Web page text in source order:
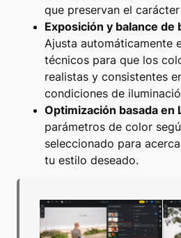
que preservan el
Exposición y balance
Ajusta automáticamente
técnicos para que los
realistas y consistentes
condiciones de
Optimización basada en
parámetros de color
seleccionado para
tu estilo deseado.